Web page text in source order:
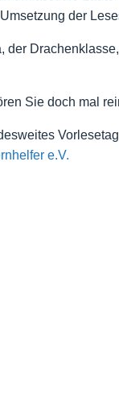
der
der
Sie doch mal
e.V.